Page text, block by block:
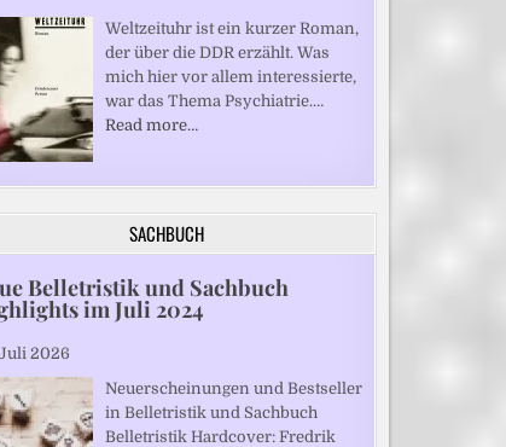
Weltzeituhr ist ein kurzer Roman,
der über die DDR erzählt. Was
mich hier vor allem interessierte,
war das Thema Psychiatrie.…
Read more…
SACHBUCH
Belletristik und Sachbuch
im Juli 2024
2026
Neuerscheinungen und Bestseller
in Belletristik und Sachbuch
Belletristik Hardcover: Fredrik